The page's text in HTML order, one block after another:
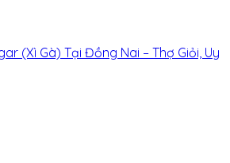
(Xì Gà) Tại Đồng Nai – Thợ Giỏi, Uy